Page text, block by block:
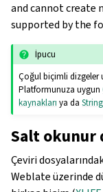
and cannot create
supported by the
İpucu
Çoğul biçimli dizgeler
Platformunuza uygun
kaynakları ya da
Salt okunur
Çeviri
Weblate üzerinde